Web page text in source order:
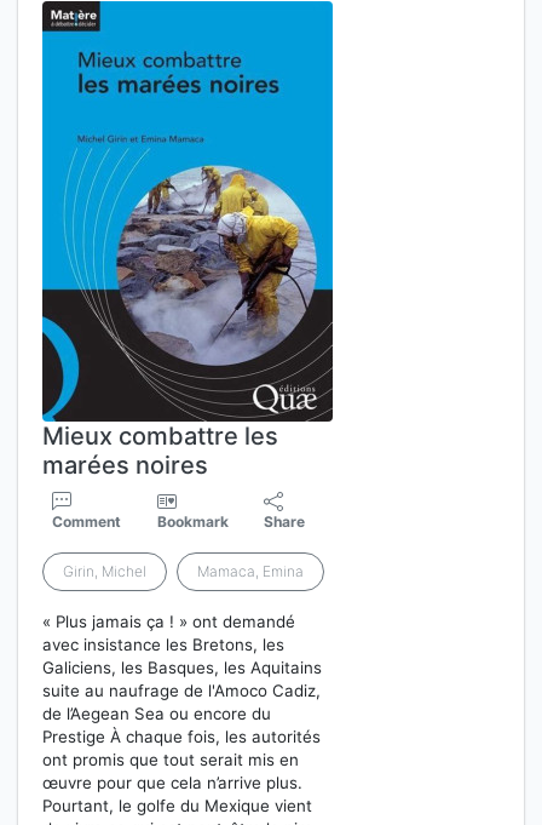
Mieux combattre les
marées noires
Comment Bookmark Share
Girin, Michel Mamaca, Emina
« Plus jamais ça ! » ont demandé
avec insistance les Bretons, les
Galiciens, les Basques, les Aquitains
suite au naufrage de l'Amoco Cadiz,
de l’Aegean Sea ou encore du
Prestige À chaque fois, les autorités
ont promis que tout serait mis en
œuvre pour que cela n’arrive plus.
Pourtant, le golfe du Mexique vient